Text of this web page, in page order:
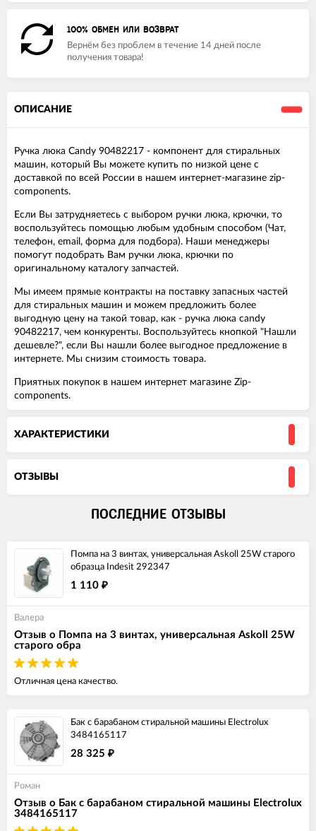
100% ОБМЕН ИЛИ ВОЗВРАТ
Вернём без проблем в течение 14 дней после
получения товара!
ОПИСАНИЕ
Ручка люка Candy 90482217 - компонент для стиральных
машин, который Вы можете купить по низкой цене с
доставкой по всей России в нашем интернет-магазине zip-
components.
Если Вы затрудняетесь с выбором ручки люка, крючки, то
воспользуйтесь помощью любым удобным способом (Чат,
телефон, email, форма для подбора). Наши менеджеры
помогут подобрать Вам ручки люка, крючки по
оригинальному каталогу запчастей.
Мы имеем прямые контракты на поставку запасных частей
для стиральных машин и можем предложить более
выгодную цену на такой товар, как - ручка люка candy
90482217, чем конкуренты. Воспользуйтесь кнопкой "Нашли
дешевле?", если Вы нашли более выгодное предложение в
интернете. Мы снизим стоимость товара.
Приятных покупок в нашем интернет магазине Zip-
components.
ХАРАКТЕРИСТИКИ
ОТЗЫВЫ
ПОСЛЕДНИЕ ОТЗЫВЫ
Помпа на 3 винтах, универсальная Askoll 25W старого
образца Indesit 292347
1 110 ₽
Валера
Отзыв о Помпа на 3 винтах, универсальная Askoll 25W
старого обра
Отличная цена качество.
Бак с барабаном стиральной машины Electrolux
3484165117
28 325 ₽
Роман
Отзыв о Бак с барабаном стиральной машины Electrolux
3484165117